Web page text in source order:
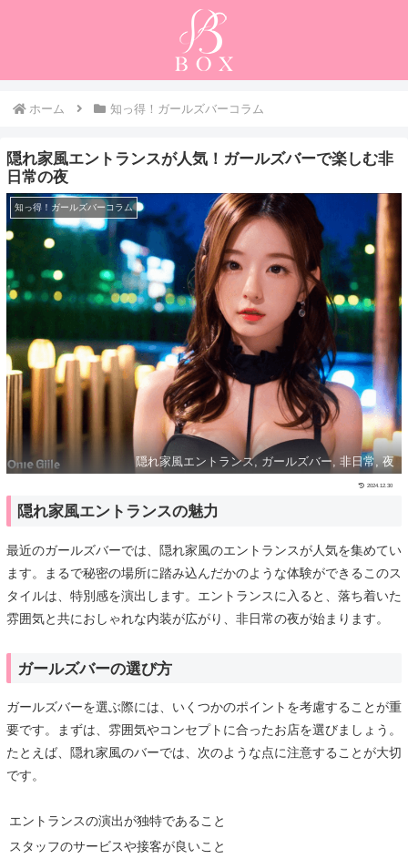
ホーム 知っ得！ガールズバーコラム
隠れ家風エントランスが人気！ガールズバーで楽しむ非
日常の夜
知っ得！ガールズバーコラム
隠れ家風エントランス, ガールズバー, 非日常, 夜
2024.12.30
隠れ家風エントランスの魅力
最近のガールズバーでは、隠れ家風のエントランスが人気を集めてい
ます。まるで秘密の場所に踏み込んだかのような体験ができるこのス
タイルは、特別感を演出します。エントランスに入ると、落ち着いた
雰囲気と共におしゃれな内装が広がり、非日常の夜が始まります。
ガールズバーの選び方
ガールズバーを選ぶ際には、いくつかのポイントを考慮することが重
要です。まずは、雰囲気やコンセプトに合ったお店を選びましょう。
たとえば、隠れ家風のバーでは、次のような点に注意することが大切
です。
エントランスの演出が独特であること
スタッフのサービスや接客が良いこと